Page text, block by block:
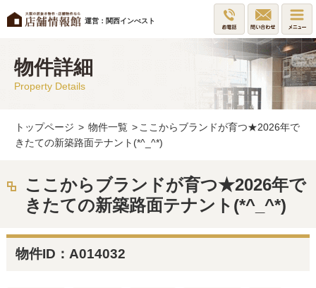
運営：関西インべスト
物件詳細
Property Details
トップページ > 物件一覧 > ここからブランドが育つ★2026年で
きたての新築路面テナント(*^_^*)
ここからブランドが育つ★2026年で
きたての新築路面テナント(*^_^*)
物件ID：A014032